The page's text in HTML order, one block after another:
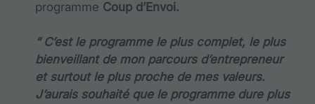
programme Coup d’Envoi.
“ C’est le programme le plus complet, le plus
bienveillant de mon parcours d’entrepreneur
et surtout le plus proche de mes valeurs.
J’aurais souhaité que le programme dure plus